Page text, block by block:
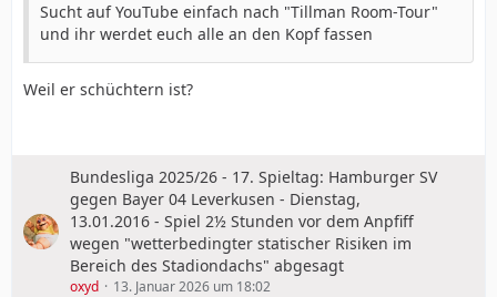
Sucht auf YouTube einfach nach "Tillman Room-Tour"
und ihr werdet euch alle an den Kopf fassen
Weil er schüchtern ist?
Bundesliga 2025/26 - 17. Spieltag: Hamburger SV
gegen Bayer 04 Leverkusen - Dienstag,
13.01.2016 - Spiel 2½ Stunden vor dem Anpfiff
wegen "wetterbedingter statischer Risiken im
Bereich des Stadiondachs" abgesagt
oxyd 13. Januar 2026 um 18:02